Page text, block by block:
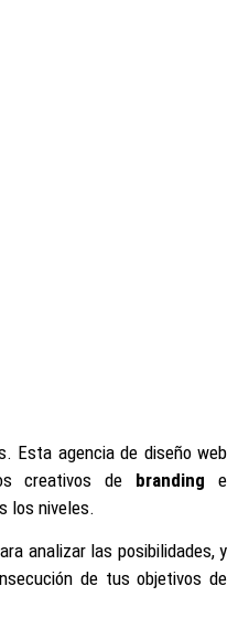
Esta agencia de diseño web
creativos de branding e
los niveles.
analizar las posibilidades, y
de tus objetivos de